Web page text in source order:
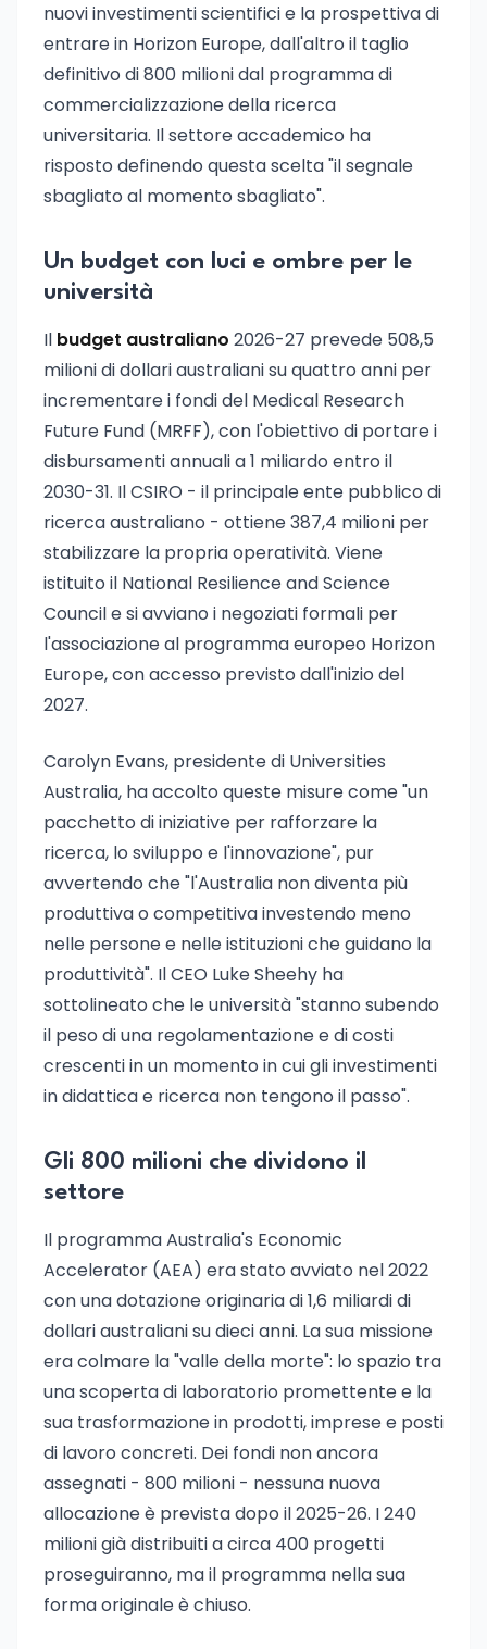
nuovi investimenti scientifici e la prospettiva di
entrare in Horizon Europe, dall'altro il taglio
definitivo di 800 milioni dal programma di
commercializzazione della ricerca
universitaria. Il settore accademico ha
risposto definendo questa scelta "il segnale
sbagliato al momento sbagliato".
Un budget con luci e ombre per le
università
Il budget australiano 2026-27 prevede 508,5
milioni di dollari australiani su quattro anni per
incrementare i fondi del Medical Research
Future Fund (MRFF), con l'obiettivo di portare i
disbursamenti annuali a 1 miliardo entro il
2030-31. Il CSIRO - il principale ente pubblico di
ricerca australiano - ottiene 387,4 milioni per
stabilizzare la propria operatività. Viene
istituito il National Resilience and Science
Council e si avviano i negoziati formali per
l'associazione al programma europeo Horizon
Europe, con accesso previsto dall'inizio del
2027.
Carolyn Evans, presidente di Universities
Australia, ha accolto queste misure come "un
pacchetto di iniziative per rafforzare la
ricerca, lo sviluppo e l'innovazione", pur
avvertendo che "l'Australia non diventa più
produttiva o competitiva investendo meno
nelle persone e nelle istituzioni che guidano la
produttività". Il CEO Luke Sheehy ha
sottolineato che le università "stanno subendo
il peso di una regolamentazione e di costi
crescenti in un momento in cui gli investimenti
in didattica e ricerca non tengono il passo".
Gli 800 milioni che dividono il
settore
Il programma Australia's Economic
Accelerator (AEA) era stato avviato nel 2022
con una dotazione originaria di 1,6 miliardi di
dollari australiani su dieci anni. La sua missione
era colmare la "valle della morte": lo spazio tra
una scoperta di laboratorio promettente e la
sua trasformazione in prodotti, imprese e posti
di lavoro concreti. Dei fondi non ancora
assegnati - 800 milioni - nessuna nuova
allocazione è prevista dopo il 2025-26. I 240
milioni già distribuiti a circa 400 progetti
proseguiranno, ma il programma nella sua
forma originale è chiuso.